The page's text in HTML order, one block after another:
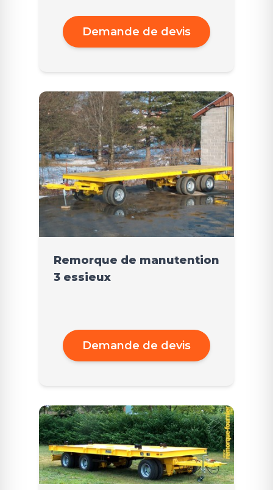
Demande de devis
Remorque de manutention
3 essieux
Demande de devis